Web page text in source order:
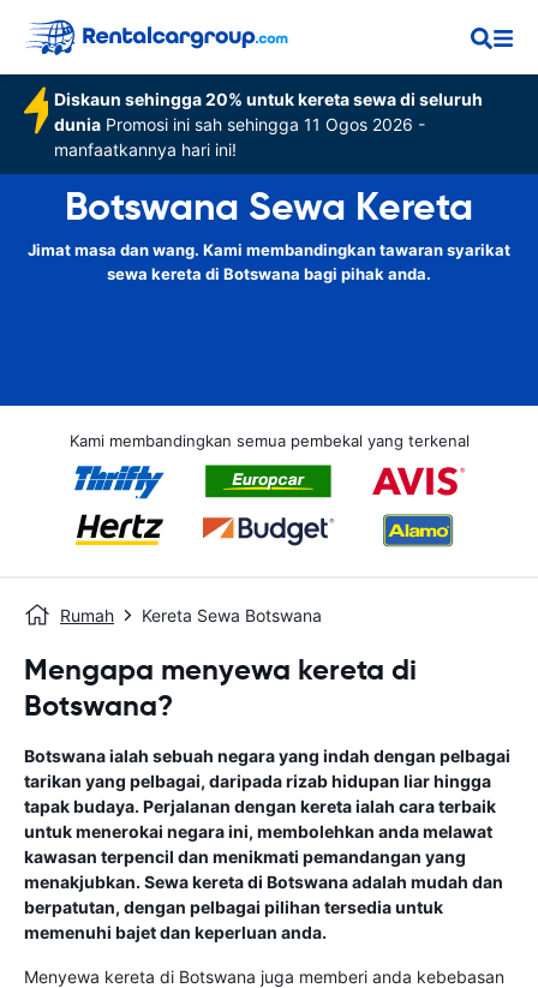
Diskaun sehingga 20% untuk kereta sewa di seluruh
dunia Promosi ini sah sehingga 11 Ogos 2026 -
manfaatkannya hari ini!
Botswana Sewa Kereta
Jimat masa dan wang. Kami membandingkan tawaran syarikat
sewa kereta di Botswana bagi pihak anda.
Kami membandingkan semua pembekal yang terkenal
Rumah Kereta Sewa Botswana
Mengapa menyewa kereta di
Botswana?
Botswana ialah sebuah negara yang indah dengan pelbagai
tarikan yang pelbagai, daripada rizab hidupan liar hingga
tapak budaya. Perjalanan dengan kereta ialah cara terbaik
untuk menerokai negara ini, membolehkan anda melawat
kawasan terpencil dan menikmati pemandangan yang
menakjubkan. Sewa kereta di Botswana adalah mudah dan
berpatutan, dengan pelbagai pilihan tersedia untuk
memenuhi bajet dan keperluan anda.
Menyewa kereta di Botswana juga memberi anda kebebasan